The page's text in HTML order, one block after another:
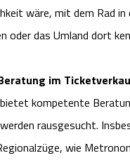
wäre, mit dem Rad
oder das Umland dort
im
kompetente
rausgesucht.
wie